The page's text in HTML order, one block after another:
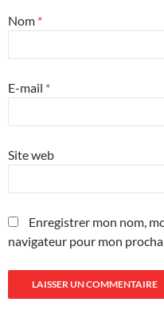
Nom *
E-mail *
Site web
Enregistrer mon nom,
navigateur pour mon